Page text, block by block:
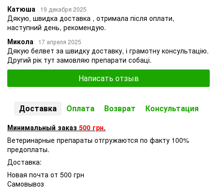
Катюша
19 декабря 2025
Дякую, швидка доставка , отримала після оплати,
наступний день, рекомендую.
Микола
17 апреля 2025
Дякую белвет за швидку доставку, і грамотну консультацію.
Другий рік тут замовляю препарати собаці.
Написать отзыв
Доставка Оплата Возврат Консультация
Минимальный заказ 500 грн.
Ветеринарные препараты отгружаются по факту 100%
предоплаты.
Доставка:
Новая почта от 500 грн
Самовывоз